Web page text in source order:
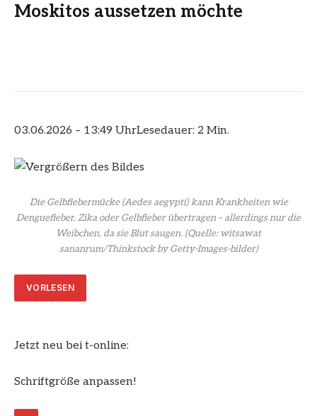
Moskitos aussetzen möchte
03.06.2026 – 13:49 UhrLesedauer: 2 Min.
Die Gelbfiebermücke (Aedes aegypti) kann Krankheiten wie
Denguefieber, Zika oder Gelbfieber übertragen – allerdings nur die
Weibchen, da sie Blut saugen. (Quelle: witsawat
sananrum/Thinkstock by Getty-Images-bilder)
VORLESEN
Jetzt neu bei t-online:
Schriftgröße anpassen!